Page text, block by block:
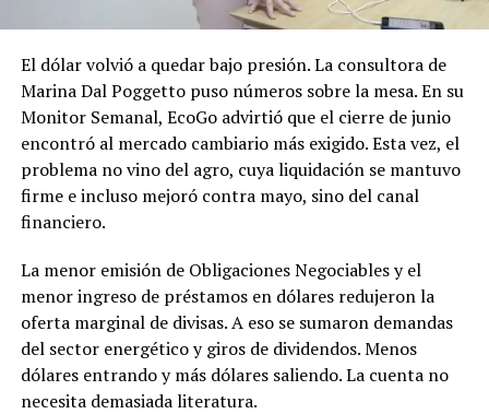
El dólar volvió a quedar bajo presión. La consultora de
Marina Dal Poggetto puso números sobre la mesa. En su
Monitor Semanal, EcoGo advirtió que el cierre de junio
encontró al mercado cambiario más exigido. Esta vez, el
problema no vino del agro, cuya liquidación se mantuvo
firme e incluso mejoró contra mayo, sino del canal
financiero.
La menor emisión de Obligaciones Negociables y el
menor ingreso de préstamos en dólares redujeron la
oferta marginal de divisas. A eso se sumaron demandas
del sector energético y giros de dividendos. Menos
dólares entrando y más dólares saliendo. La cuenta no
necesita demasiada literatura.